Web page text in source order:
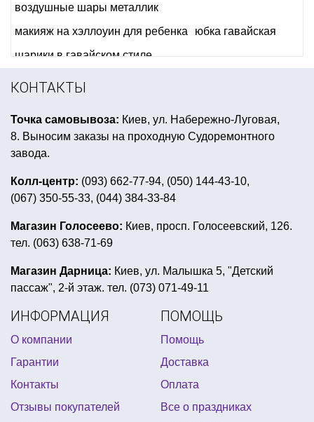
воздушные шары металлик
макияж на хэллоуин для ребенка
юбка гавайская
шарики в гавайском стиле
аксессуары для ковбойской вечеринки
тролли день рождения
новогодние бумажные гирлянды
цифры из фольгированных шаров
воздушные шарики 8 марта серпантин киев
новогодние костюмы насекомых
новогодняя скатерть киев
воздушные шары латексные с гелием купить
снежинки на елку купить украина
шляпа карнавальная
костюм принцессы для девочки
тематическая вечеринка голливуд
купить карнавальный детский костюм
КОНТАКТЫ
Точка самовывоза: Киев, ул. Набережно-Луговая,
8. Выносим заказы на проходную Судоремонтного
завода.
Колл-центр: (093) 662-77-94, (050) 144-43-10,
(067) 350-55-33, (044) 384-33-84
Магазин Голосеево: Киев, просп. Голосеевский, 126.
тел. (063) 638-71-69
Магазин Дарница: Киев, ул. Малышка 5, "Детский
пассаж", 2-й этаж. тел. (073) 071-49-11
ИНФОРМАЦИЯ
О компании
Гарантии
Контакты
Отзывы покупателей
ПОМОЩЬ
Помощь
Доставка
Оплата
Все о праздниках